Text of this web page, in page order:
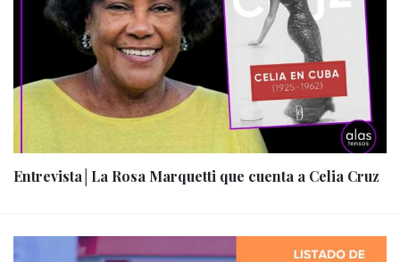
Entrevista│La Rosa Marquetti que cuenta a Celia Cruz